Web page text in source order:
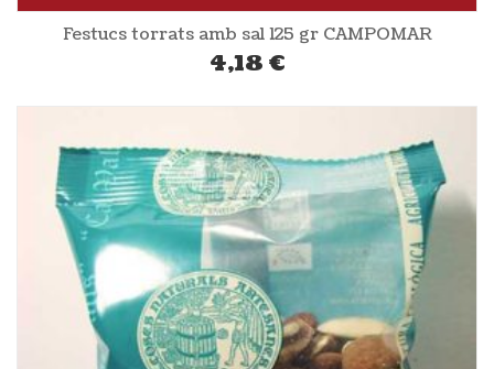
Festucs torrats amb sal 125 gr CAMPOMAR
4,18 €